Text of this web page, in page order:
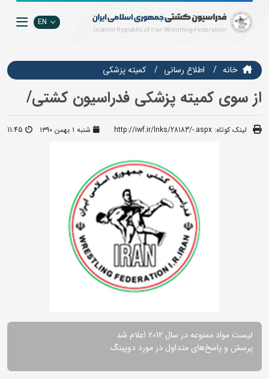
EN
خانه اطلاع رسانی کمیته پزشکی
از سوی کمیته پزشکی فدراسیون کشتی/
لینک کوتاه: http://iwf.ir/lnks/28183/-.aspx شنبه ۱ بهمن ۱۳۹۰ 11:45
لیست مواد ممنوعه در سال 2012 اعلام شد
پرسش و پاسخ‌های متداول در مورد دوپینگ